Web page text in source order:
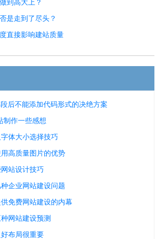
到高大上？
是走到了尽头？
直接影响建站质量
后不能添加代码形式的决绝方案
制作一些感想
体大小选择技巧
高质量图片的优势
站设计技巧
企业网站建设问题
免费网站建设的内幕
网站建设预测
布局很重要